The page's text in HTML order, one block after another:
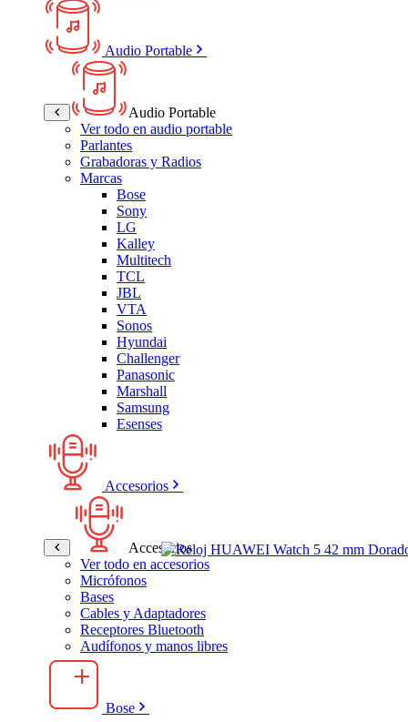
Audio Portable
Audio Portable
Ver todo en audio portable
Parlantes
Grabadoras y Radios
Marcas
Bose
Sony
LG
Kalley
Multitech
TCL
JBL
VTA
Sonos
Hyundai
Challenger
Panasonic
Marshall
Samsung
Esenses
Accesorios
Accesorios
Ver todo en accesorios
Micrófonos
Bases
Cables y Adaptadores
Receptores Bluetooth
Audífonos y manos libres
Bose